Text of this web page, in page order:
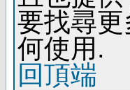
要找尋
何使用.
回頂端